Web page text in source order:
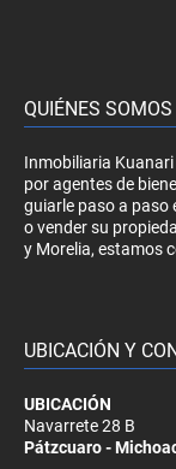
QUIÉNES SOMOS
Inmobiliaria
por agentes de
guiarle paso a paso
o vender su
y Morelia, estamos
UBICACIÓN Y
UBICACIÓN
Navarrete 28 B
Pátzcuaro -